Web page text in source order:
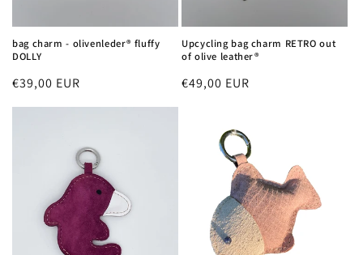
bag charm - olivenleder® fluffy
DOLLY
Regular
€39,00 EUR
Upcycling bag charm RETRO out
of olive leather®
Regular
€49,00 EUR